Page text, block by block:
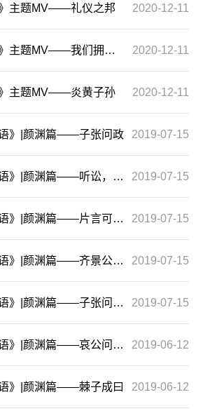
》主题MV——礼仪之邦 2020-12-11
《中华文庙》主题MV——我们拥有一个名字叫中国 2020-12-11
》主题MV——炎黄子孙 2020-12-11
》|颜渊篇——子张问政 2019-07-15
一起学《论语》|颜渊篇——听讼，吾犹人也 2019-07-15
一起学《论语》|颜渊篇——片言可以折狱者 2019-07-15
一起学《论语》|颜渊篇——齐景公问政于孔子 2019-07-15
一起学《论语》|颜渊篇——子张问崇德辨惑 2019-07-15
一起学《论语》|颜渊篇——哀公问于有若曰 2019-06-12
》|颜渊篇——棘子成曰 2019-06-12